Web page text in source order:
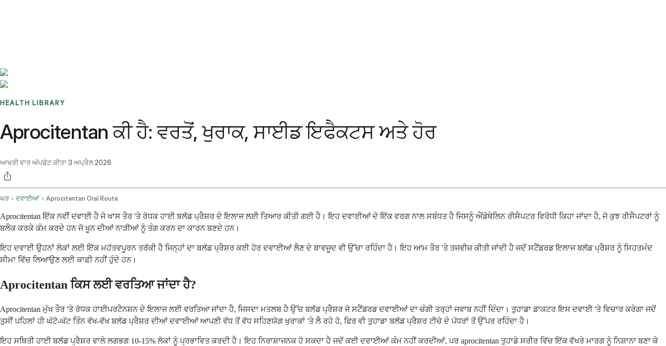
HEALTH LIBRARY
Aprocitentan ਕੀ ਹੈ: ਵਰਤੋਂ, ਖੁਰਾਕ, ਸਾਈਡ ਇਫੈਕਟਸ ਅਤੇ ਹੋਰ
ਆਖਰੀ ਵਾਰ ਅੱਪਡੇਟ ਕੀਤਾ3 ਅਪ੍ਰੈਲ 2026
ਘਰ ਦਵਾਈਆਂ Aprocitentan Oral Route
Aprocitentan ਇੱਕ ਨਵੀਂ ਦਵਾਈ ਹੈ ਜੋ ਖਾਸ ਤੌਰ 'ਤੇ ਰੋਧਕ ਹਾਈ ਬਲੱਡ ਪ੍ਰੈਸ਼ਰ ਦੇ ਇਲਾਜ ਲਈ ਤਿਆਰ ਕੀਤੀ ਗਈ ਹੈ। ਇਹ ਦਵਾਈਆਂ ਦੇ ਇੱਕ ਵਰਗ ਨਾਲ ਸਬੰਧਤ ਹੈ ਜਿਸਨੂੰ ਐਂਡੋਥੇਲਿਨ ਰੀਸੈਪਟਰ ਵਿਰੋਧੀ ਕਿਹਾ ਜਾਂਦਾ ਹੈ, ਜੋ ਕੁਝ ਰੀਸੈਪਟਰਾਂ ਨੂੰ
ਬਲੌਕ ਕਰਕੇ ਕੰਮ ਕਰਦੇ ਹਨ ਜੋ ਖੂਨ ਦੀਆਂ ਨਾੜੀਆਂ ਨੂੰ ਤੰਗ ਕਰਨ ਦਾ ਕਾਰਨ ਬਣਦੇ ਹਨ।
ਇਹ ਦਵਾਈ ਉਹਨਾਂ ਲੋਕਾਂ ਲਈ ਇੱਕ ਮਹੱਤਵਪੂਰਨ ਤਰੱਕੀ ਹੈ ਜਿਨ੍ਹਾਂ ਦਾ ਬਲੱਡ ਪ੍ਰੈਸ਼ਰ ਕਈ ਹੋਰ ਦਵਾਈਆਂ ਲੈਣ ਦੇ ਬਾਵਜੂਦ ਵੀ ਉੱਚਾ ਰਹਿੰਦਾ ਹੈ। ਇਹ ਆਮ ਤੌਰ 'ਤੇ ਤਜਵੀਜ਼ ਕੀਤੀ ਜਾਂਦੀ ਹੈ ਜਦੋਂ ਸਟੈਂਡਰਡ ਇਲਾਜ ਬਲੱਡ ਪ੍ਰੈਸ਼ਰ ਨੂੰ ਸਿਹਤਮੰਦ
ਸੀਮਾ ਵਿੱਚ ਲਿਆਉਣ ਲਈ ਕਾਫ਼ੀ ਨਹੀਂ ਹੁੰਦੇ ਹਨ।
Aprocitentan ਕਿਸ ਲਈ ਵਰਤਿਆ ਜਾਂਦਾ ਹੈ?
Aprocitentan ਮੁੱਖ ਤੌਰ 'ਤੇ ਰੋਧਕ ਹਾਈਪਰਟੈਨਸ਼ਨ ਦੇ ਇਲਾਜ ਲਈ ਵਰਤਿਆ ਜਾਂਦਾ ਹੈ, ਜਿਸਦਾ ਮਤਲਬ ਹੈ ਉੱਚ ਬਲੱਡ ਪ੍ਰੈਸ਼ਰ ਜੋ ਸਟੈਂਡਰਡ ਦਵਾਈਆਂ ਦਾ ਚੰਗੀ ਤਰ੍ਹਾਂ ਜਵਾਬ ਨਹੀਂ ਦਿੰਦਾ। ਤੁਹਾਡਾ ਡਾਕਟਰ ਇਸ ਦਵਾਈ 'ਤੇ ਵਿਚਾਰ ਕਰੇਗਾ ਜਦੋਂ
ਤੁਸੀਂ ਪਹਿਲਾਂ ਹੀ ਘੱਟੋ-ਘੱਟ ਤਿੰਨ ਵੱਖ-ਵੱਖ ਬਲੱਡ ਪ੍ਰੈਸ਼ਰ ਦੀਆਂ ਦਵਾਈਆਂ ਆਪਣੀ ਵੱਧ ਤੋਂ ਵੱਧ ਸਹਿਣਯੋਗ ਖੁਰਾਕਾਂ 'ਤੇ ਲੈ ਰਹੇ ਹੋ, ਫਿਰ ਵੀ ਤੁਹਾਡਾ ਬਲੱਡ ਪ੍ਰੈਸ਼ਰ ਟੀਚੇ ਦੇ ਪੱਧਰਾਂ ਤੋਂ ਉੱਪਰ ਰਹਿੰਦਾ ਹੈ।
ਇਹ ਸਥਿਤੀ ਹਾਈ ਬਲੱਡ ਪ੍ਰੈਸ਼ਰ ਵਾਲੇ ਲਗਭਗ 10-15% ਲੋਕਾਂ ਨੂੰ ਪ੍ਰਭਾਵਿਤ ਕਰਦੀ ਹੈ। ਇਹ ਨਿਰਾਸ਼ਾਜਨਕ ਹੋ ਸਕਦਾ ਹੈ ਜਦੋਂ ਕਈ ਦਵਾਈਆਂ ਕੰਮ ਨਹੀਂ ਕਰਦੀਆਂ, ਪਰ aprocitentan ਤੁਹਾਡੇ ਸਰੀਰ ਵਿੱਚ ਇੱਕ ਵੱਖਰੇ ਮਾਰਗ ਨੂੰ ਨਿਸ਼ਾਨਾ ਬਣਾ ਕੇ